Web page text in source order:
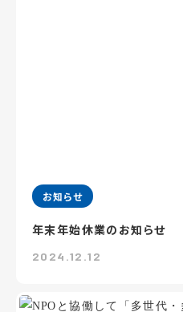
お知らせ
年末年始休業のお知らせ
2024.12.12